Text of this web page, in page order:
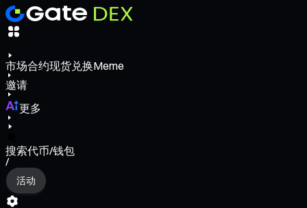
市场合约现货兑换Meme
邀请
更多
搜索代币/钱包
/
活动